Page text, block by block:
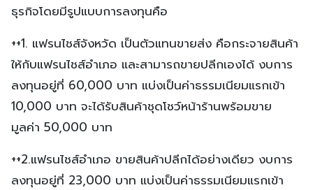
ธุรกิจโดยมีรูปแบบการลงทุนคือ
++1. แฟรนไชส์จังหวัด เป็นตัวแทนขายส่ง คือกระจายสินค้า
ให้กับแฟรนไชส์อำเภอ และสามารถขายปลีกเองได้ งบการ
ลงทุนอยู่ที่ 60,000 บาท แบ่งเป็นค่าธรรมเนียมแรกเข้า
10,000 บาท จะได้รับสินค้าชุดโชว์หน้าร้านพร้อมขาย
มูลค่า 50,000 บาท
++2.แฟรนไชส์อำเภอ ขายสินค้าปลีกได้อย่างเดียว งบการ
ลงทุนอยู่ที่ 23,000 บาท แบ่งเป็นค่าธรรมเนียมแรกเข้า